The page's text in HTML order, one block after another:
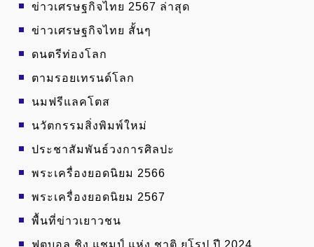
ข่าวเศรษฐกิจไทย 2567 ล่าสุด
ข่าวเศรษฐกิจไทย สั้นๆ
ดนตรีท่องโลก
ตามรอยเทรนด์โลก
นมฟรีแลคโตส
นวัตกรรมสิ่งพิมพ์ใหม่
ประชาสัมพันธ์วงการศิลปะ
พระเครื่องยอดนิยม 2566
พระเครื่องยอดนิยม 2567
พื้นที่ข่าวเยาวชน